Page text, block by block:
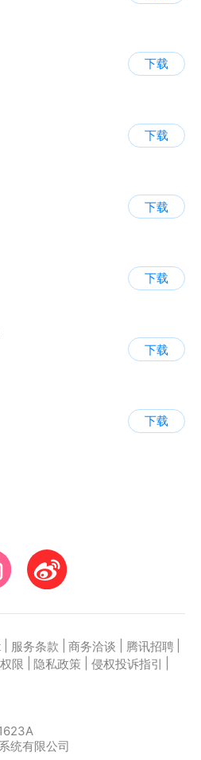
下载
下载
下载
下载
下载
下载
服务条款 商务洽谈 腾讯招聘
限 隐私政策 侵权投诉指引
统有限公司